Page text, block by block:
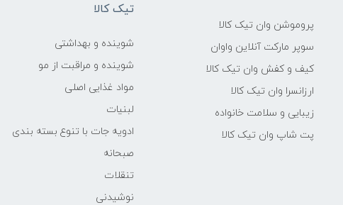
پروموشن وان تیک کالا
سوپر مارکت آنلاین واوان
کیف و کفش وان تیک کالا
ارزانسرا وان تیک کالا
زیبایی و سلامت خانواده
پت شاپ وان تیک کالا
تیک کالا
شوینده و بهداشتی
شوینده و مراقبت از مو
مواد غذایی اصلی
لبنیات
ادویه جات با تنوع بسته بندی
صبحانه
تنقلات
نوشیدنی